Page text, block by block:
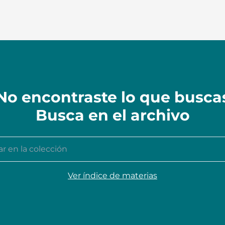
encontraste lo que
Busca en el archivo
la colección
Ver índice de materias